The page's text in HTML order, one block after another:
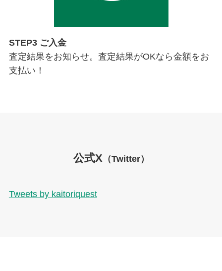
STEP3 ご入金
査定結果をお知らせ。査定結果がOKなら金額をお
支払い！
公式X （Twitter）
Tweets by kaitoriquest